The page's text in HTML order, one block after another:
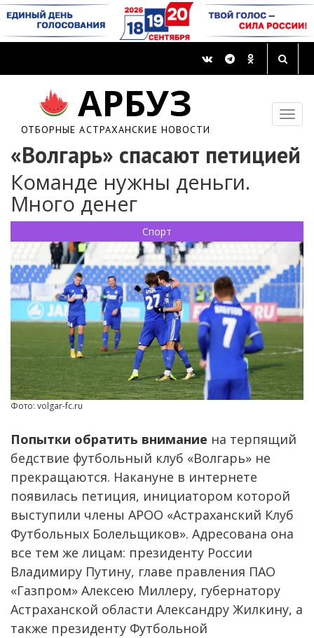
АРБУЗ
ОТБОРНЫЕ АСТРАХАНСКИЕ НОВОСТИ
«Волгарь» спасают петицией
Команде нужны деньги.
Много денег
Спорт
Фото: volgar-fc.ru
Попытки обратить внимание на терпящий
бедствие футбольный клуб «Волгарь» не
прекращаются. Накануне в интернете
появилась петиция, инициатором которой
выступили члены АРОО «Астраханский Клуб
Футбольных Болельщиков». Адресована она
все тем же лицам: президенту России
Владимиру Путину, главе правления ПАО
«Газпром» Алексею Миллеру, губернатору
Астраханской области Александру Жилкину, а
также президенту Футбольной